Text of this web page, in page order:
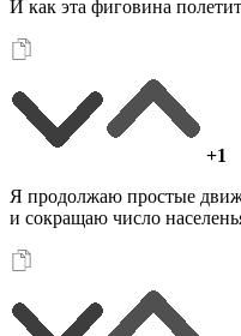
И как эта фиговина
+1
Я продолжаю простые
и сокращаю число